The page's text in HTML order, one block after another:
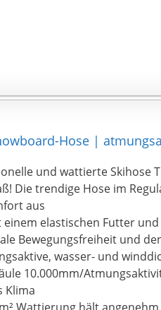
Hose |
und wattierte Skihose
Die trendige Hose im
aus
einem elastischen Futter
Bewegungsfreiheit und
wasser- und
10.000mm/
Klima